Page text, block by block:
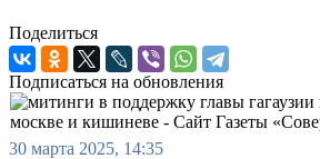
Поделиться
Подписаться на обновления
30 марта 2025, 14:35